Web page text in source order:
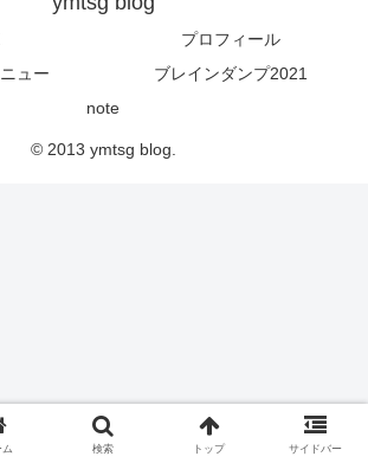
プロフィール
ュー
ブレインダンプ2021
note
© 2013 ymtsg blog.
ム 検索 トップ サイドバー